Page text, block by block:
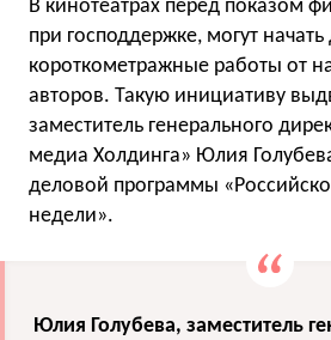
В кинотеатрах перед показом
при господдержке, могут
короткометражные работы от
авторов. Такую инициативу
заместитель генерального
медиа Холдинга» Юлия
деловой программы
недели».
Юлия Голубева, заместитель